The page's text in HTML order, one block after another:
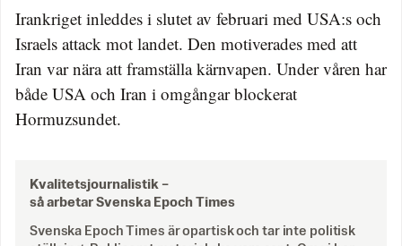
Irankriget inleddes i slutet av februari med USA:s och
Israels attack mot landet. Den motiverades med att
Iran var nära att framställa kärnvapen. Under våren har
både USA och Iran i omgångar blockerat
Hormuzsundet.
Kvalitetsjournalistik –
så arbetar Svenska Epoch Times
Svenska Epoch Times är opartisk och tar inte politisk